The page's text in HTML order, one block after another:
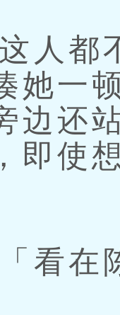
人都
她一
边还
即使
看在